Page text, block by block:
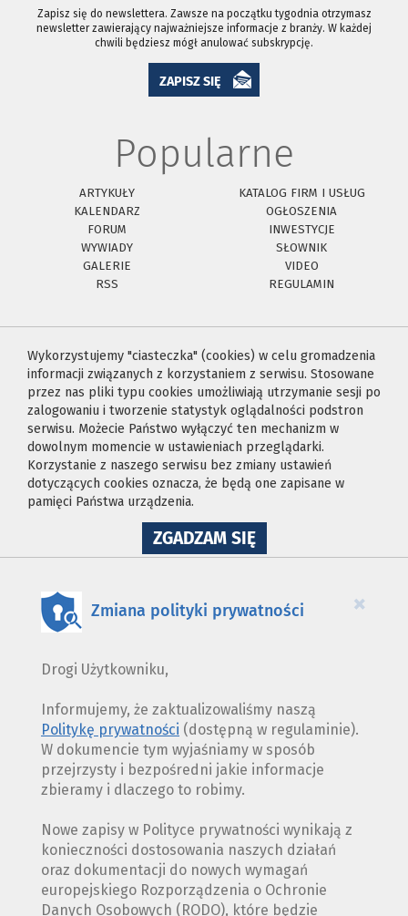
Zapisz się do newslettera. Zawsze na początku tygodnia otrzymasz
newsletter zawierający najważniejsze informacje z branży. W każdej
chwili będziesz mógł anulować subskrypcję.
ZAPISZ SIĘ
Popularne
ARTYKUŁY
KATALOG FIRM I USŁUG
KALENDARZ
OGŁOSZENIA
FORUM
INWESTYCJE
WYWIADY
SŁOWNIK
GALERIE
VIDEO
RSS
REGULAMIN
Wykorzystujemy "ciasteczka" (cookies) w celu gromadzenia
informacji związanych z korzystaniem z serwisu. Stosowane
przez nas pliki typu cookies umożliwiają utrzymanie sesji po
zalogowaniu i tworzenie statystyk oglądalności podstron
serwisu. Możecie Państwo wyłączyć ten mechanizm w
dowolnym momencie w ustawieniach przeglądarki.
Korzystanie z naszego serwisu bez zmiany ustawień
dotyczących cookies oznacza, że będą one zapisane w
pamięci Państwa urządzenia.
ZGADZAM SIĘNA
WYKORZYSTANIE
×
Zmiana polityki prywatności
Drogi Użytkowniku,
Informujemy, że zaktualizowaliśmy naszą
Politykę prywatności (dostępną w regulaminie).
W dokumencie tym wyjaśniamy w sposób
przejrzysty i bezpośredni jakie informacje
zbieramy i dlaczego to robimy.
Nowe zapisy w Polityce prywatności wynikają z
konieczności dostosowania naszych działań
oraz dokumentacji do nowych wymagań
europejskiego Rozporządzenia o Ochronie
Danych Osobowych (RODO), które będzie